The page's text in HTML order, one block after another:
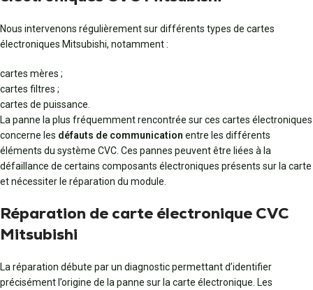
Nous intervenons régulièrement sur différents types de cartes
électroniques Mitsubishi, notamment :
cartes mères ;
cartes filtres ;
cartes de puissance.
La panne la plus fréquemment rencontrée sur ces cartes électroniques
concerne les défauts de communication entre les différents
éléments du système CVC. Ces pannes peuvent être liées à la
défaillance de certains composants électroniques présents sur la carte
et nécessiter le réparation du module.
Réparation de carte électronique CVC
Mitsubishi
La réparation débute par un diagnostic permettant d’identifier
précisément l’origine de la panne sur la carte électronique. Les